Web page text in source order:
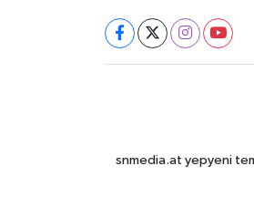
snmedia.at yepyeni